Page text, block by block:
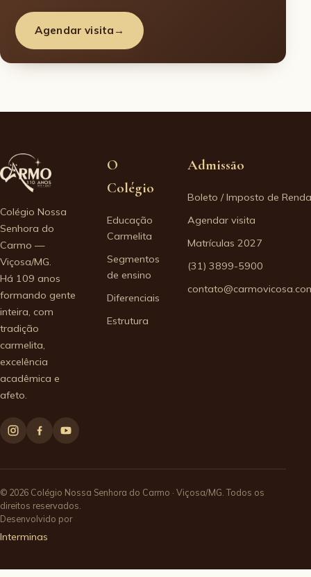
Agendar visita →
Colégio Nossa
Senhora do
Carmo —
Viçosa/MG.
Há 109 anos
formando gente
inteira, com
tradição
carmelita,
excelência
acadêmica e
afeto.
O
Colégio
Educação
Carmelita
Segmentos
de ensino
Diferenciais
Estrutura
Admissão
Boleto / Imposto de Renda
Agendar visita
Matrículas 2027
(31) 3899-5900
© 2026 Colégio Nossa Senhora do Carmo · Viçosa/MG. Todos os
direitos reservados.
Desenvolvido por
Interminas